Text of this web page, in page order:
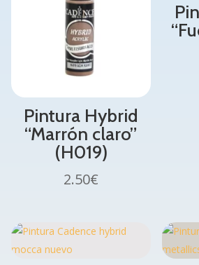
Pintura Hybrid
“Marrón claro”
(H019)
2.50€